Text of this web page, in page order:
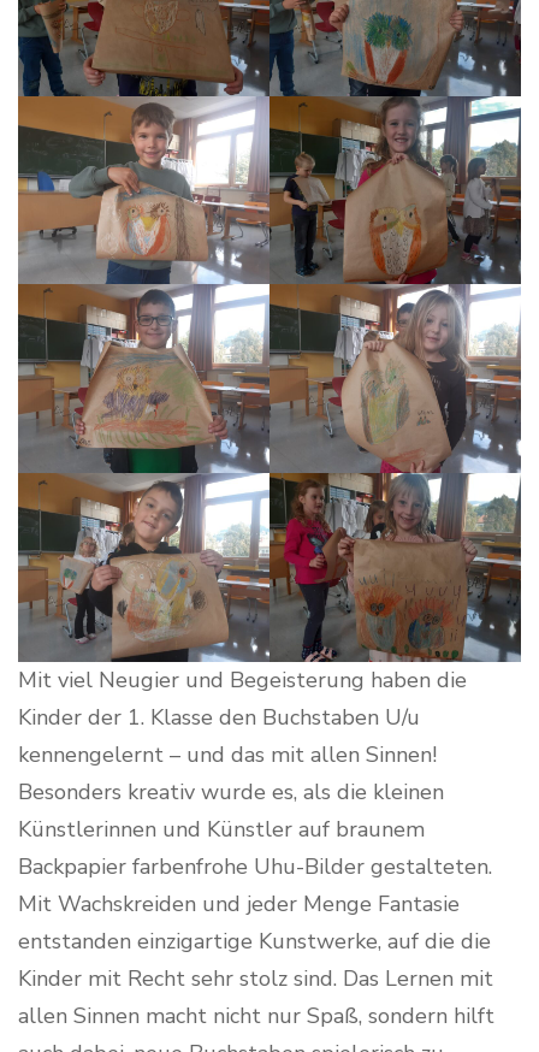
Mit viel Neugier und Begeisterung haben die
Kinder der 1. Klasse den Buchstaben U/u
kennengelernt – und das mit allen Sinnen!
Besonders kreativ wurde es, als die kleinen
Künstlerinnen und Künstler auf braunem
Backpapier farbenfrohe Uhu-Bilder gestalteten.
Mit Wachskreiden und jeder Menge Fantasie
entstanden einzigartige Kunstwerke, auf die die
Kinder mit Recht sehr stolz sind. Das Lernen mit
allen Sinnen macht nicht nur Spaß, sondern hilft